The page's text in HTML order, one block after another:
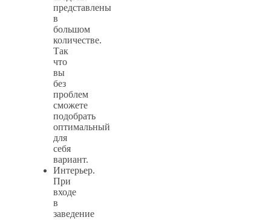
представлены
в
большом
количестве.
Так
что
вы
без
проблем
сможете
подобрать
оптимальный
для
себя
вариант.
Интерьер.
При
входе
в
заведение